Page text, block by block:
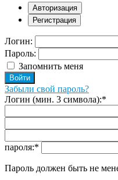
Авторизация
Регистрация
Логин:
Пароль:
Запомнить меня
Забыли свой пароль?
Логин (мин. 3 символа):*
пароля:*
Пароль должен быть не